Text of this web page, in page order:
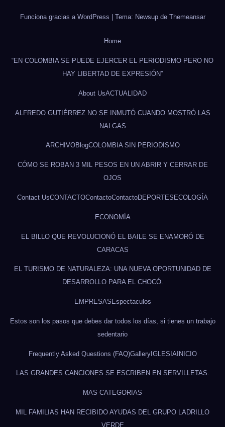
Funciona gracias a WordPress Tema: Newsup de Themeansar
Home
“EN COLOMBIA SE PUEDE EJERCER EL PERIODISMO PERO NO
HAY LIBERTAD DE EXPRESIÓN”
About UsACTUALIDAD
ALFREDO GUTIÉRREZ NO SE INMUTÓ CUANDO MOSTRÓ LAS
NALGAS
ARCHIVOBlogCOLOMBIA SIN PERIODISMO
CÓMO SE ROBAN 3 MIL PESOS EN UN ABRIR Y CERRAR DE
OJOS
Contact UsCONTACTOContactoContactoDEPORTES ECOLOGÍA
ECONOMÍA
EL BILLO QUE REVOLUCIONÓ EL BAILE SE ENAMORÓ DE
CARACAS
EL TURISMO DE NATURALEZA: UNA NUEVA OPORTUNIDAD DE
DESARROLLO PARA EL CHOCÓ.
EMPRESAS Espectaculos
Estos son los pasos que debes dar todos los días, si tienes un trabajo
sedentario
Frequently Asked Questions (FAQ)GalleryIGLESIAINICIO
LAS GRANDES CANCIONES SE ESCRIBEN EN SERVILLETAS.
MAS CATEGORIAS
MIL FAMILIAS HAN RECIBIDO AYUDAS DEL GRUPO LADRILLO
VERDE